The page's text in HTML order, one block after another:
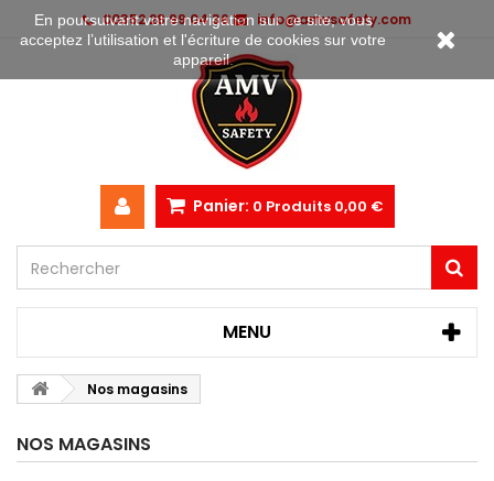
00352 28 99 04 36 info@amvsafety.com
Panier: 0 Produits 0,00 €
MENU
Nos magasins
NOS MAGASINS
En poursuivant votre navigation sur ce site, vous
acceptez l’utilisation et l'écriture de cookies sur votre
appareil.